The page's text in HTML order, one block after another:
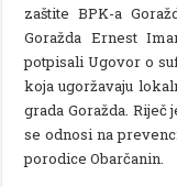
zaštite BPK-a
Goražda Ernest
potpisali Ugovor o
koja ugoržavaju
grada Goražda.
se odnosi na
porodice Obarčanin.